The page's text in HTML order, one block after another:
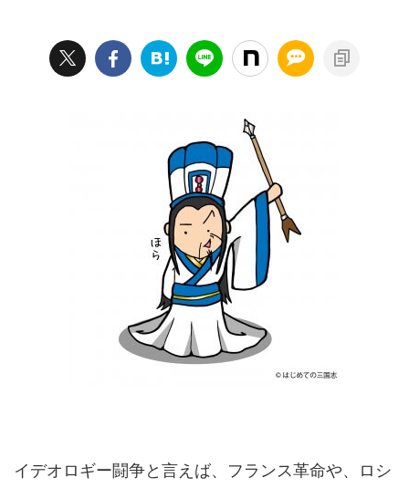
イデオロギー闘争と言えば、フランス革命や、ロシ